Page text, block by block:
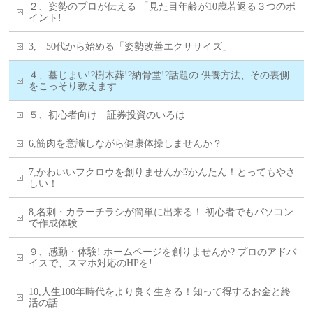
２、姿勢のプロが伝える 「見た目年齢が10歳若返る３つのポ
イント!
3, 50代から始める「姿勢改善エクササイズ」
４、墓じまい!?樹木葬!?納骨堂!?話題の 供養方法、その裏側
をこっそり教えます
５、初心者向け 証券投資のいろは
6,筋肉を意識しながら健康体操しませんか？
7,かわいいフクロウを創りませんか⁉かんたん！とってもやさ
しい！
8,名刺・カラーチラシが簡単に出来る！ 初心者でもパソコン
で作成体験
９、感動・体験! ホームページを創りませんか? プロのアドバ
イスで、スマホ対応のHPを!
10,人生100年時代をより良く生きる！知って得するお金と終
活の話